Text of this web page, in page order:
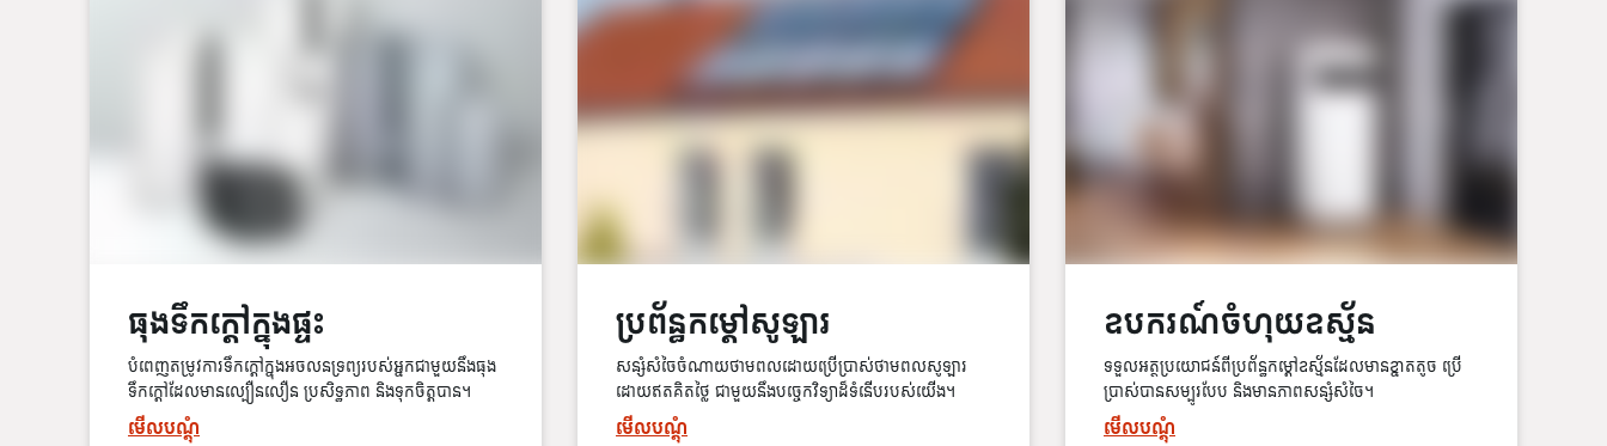
ធុងទឹកក្ដៅក្នុងផ្ទះ
បំពេញតម្រូវការទឹកក្តៅក្នុងអចលនទ្រព្យរបស់អ្នកជាមួយនឹងធុង
ទឹកក្តៅដែលមានល្បឿនលឿន ប្រសិទ្ធភាព និងទុកចិត្តបាន។
មើលបណ្ដុំ
ប្រព័ន្ធកម្ដៅសូឡារ
សន្សំសំចៃចំណាយថាមពលដោយប្រើប្រាស់ថាមពលសូឡារ
ដោយឥតគិតថ្លៃ ជាមួយនឹងបច្ចេកវិទ្យាដ៏ទំនើបរបស់យើង។
មើលបណ្ដុំ
ឧបករណ៍ចំហុយឧស្ម័ន
ទទួលអត្ថប្រយោជន៍ពីប្រព័ន្ធកម្ដៅឧស្ម័នដែលមានខ្នាតតូច ប្រើ
ប្រាស់បានសម្បូរបែប និងមានភាពសន្សំសំចៃ។
មើលបណ្ដុំ